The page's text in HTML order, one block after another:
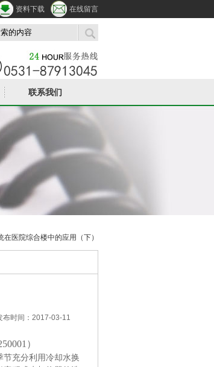
资料下载 在线留言
联系我们
在医院综合楼中的应用（下）
布时间：2017-03-11
）
节充分利用冷却水换